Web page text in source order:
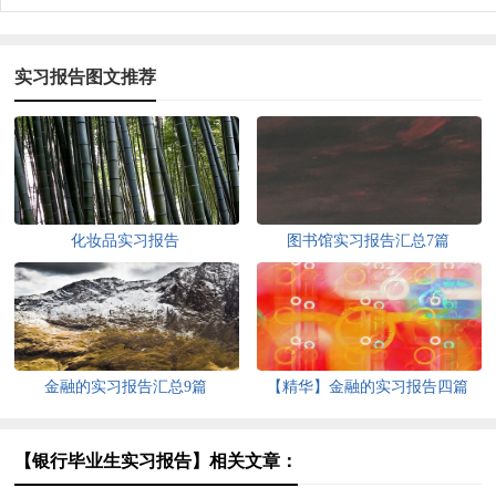
实习报告图文推荐
化妆品实习报告 图书馆实习报告汇总7篇
金融的实习报告汇总9篇 【精华】金融的实习报告四篇
【银行毕业生实习报告】相关文章：